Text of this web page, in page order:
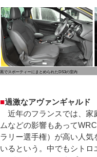
黒でスポーティーにまとめられたDS3の室内
■過激なアヴァンギャルド
近年のフランスでは、家
ムなどの影響もあって
ラリー選手権）が高い人気
いるという。中でもシトロ